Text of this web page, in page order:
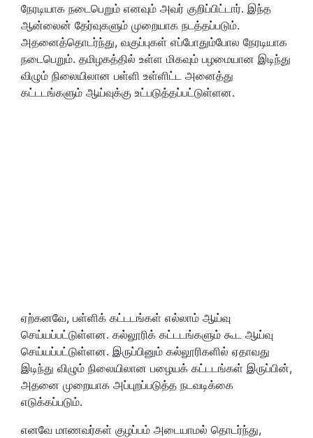
நேரடியாக நடைபெறும் எனவும் அவர் குறிப்பிட்டார். இந்த
ஆன்லைன் தேர்வுகளும் முறையாக நடத்தப்படும்.
அதனைத்தொடர்ந்து, வகுப்புகள் எப்போதும்போல நேரடியாக
நடைபெறும். தமிழகத்தில் உள்ள மிகவும் பழமையான இடிந்து
விழும் நிலையிலான பள்ளி உள்ளிட்ட அனைத்து
கட்டடங்களும் ஆய்வுக்கு உட்படுத்தப்பட்டுள்ளன.
ஏற்கனவே, பள்ளிக் கட்டடங்கள் எல்லாம் ஆய்வு
செய்யப்பட்டுள்ளன. கல்லூரிக் கட்டடங்களும் கூட ஆய்வு
செய்யப்பட்டுள்ளன. இருப்பினும் கல்லூரிகளில் ஏதாவது
இடிந்து விழும் நிலையிலான பழையக் கட்டடங்கள் இருப்பின்,
அதனை முறையாக அப்புறப்படுத்த நடவடிக்கை
எடுக்கப்படும்.
எனவே மாணவர்கள் குழப்பம் அடையாமல் தொடர்ந்து,